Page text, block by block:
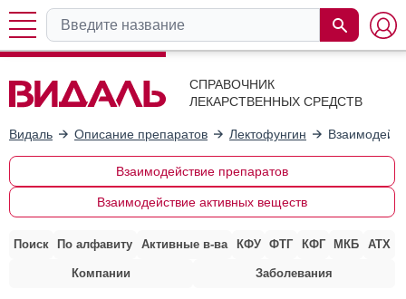
СПРАВОЧНИК
ЛЕКАРСТВЕННЫХ СРЕДСТВ
Видаль Описание препаратов Лектофунгин
Взаимодействие препаратов
Взаимодействие активных веществ
Поиск По алфавиту Активные в-ва КФУ ФТГ КФГ МКБ АТХ
Компании Заболевания